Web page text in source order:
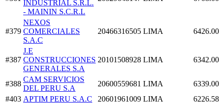
INDUSTRIAL S.R.L.
- MAININ S.C.R.L
#379
NEXOS
COMERCIALES
S.A.C
20466316505 LIMA 6426.00
#387
J.E
CONSTRUCCIONES
GENERALES S.A
20101508928 LIMA 6342.00
#388
CAM SERVICIOS
DEL PERU S.A
20600559681 LIMA
6339.00
#403 APTIM PERU S.A.C 20601961009 LIMA 6226.58